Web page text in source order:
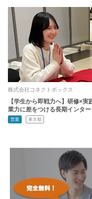
株式会社コネクトボックス
【学生から即戦力へ】研修×実
業力に差をつける長期インター
営業 東京都